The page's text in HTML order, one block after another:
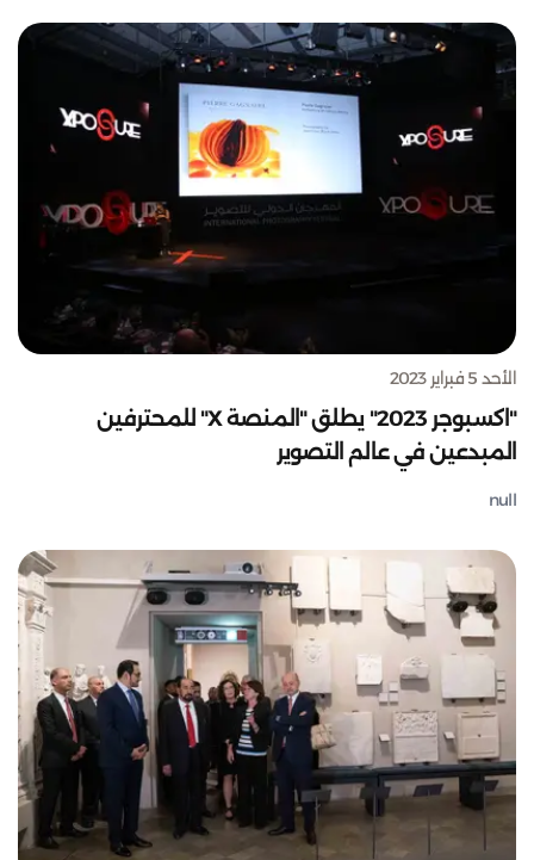
الأحد 5 فبراير 2023
"اكسبوجر 2023" يطلق "المنصة X" للمحترفين
المبدعين في عالم التصوير
null